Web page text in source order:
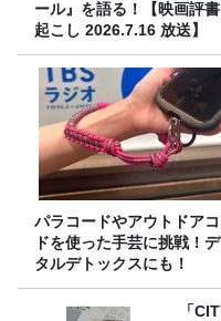
ール』を語る！【映画評書
起こし 2026.7.16 放送】
パラコードやアウトドア
ドを使った手芸に挑戦！
タルデトックスにも！
「